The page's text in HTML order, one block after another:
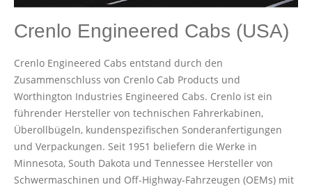
Crenlo Engineered Cabs (USA)
Crenlo Engineered Cabs entstand durch den
Zusammenschluss von Crenlo Cab Products und
Worthington Industries Engineered Cabs. Crenlo ist ein
führender Hersteller von technischen Fahrerkabinen,
Überollbügeln, kundenspezifischen Sonderanfertigungen
und Verpackungen. Seit 1951 beliefern die Werke in
Minnesota, South Dakota und Tennessee Hersteller von
Schwermaschinen und Off-Highway-Fahrzeugen (OEMs) mit